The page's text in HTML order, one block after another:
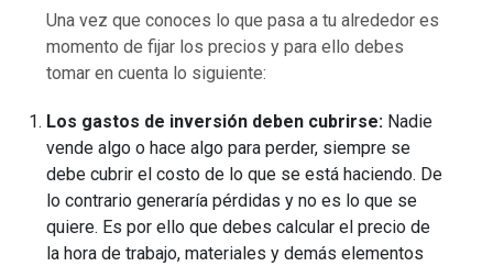
Una vez que conoces lo que pasa a tu alrededor es
momento de fijar los precios y para ello debes
tomar en cuenta lo siguiente:
Los gastos de inversión deben cubrirse: Nadie
vende algo o hace algo para perder, siempre se
debe cubrir el costo de lo que se está haciendo. De
lo contrario generaría pérdidas y no es lo que se
quiere. Es por ello que debes calcular el precio de
la hora de trabajo, materiales y demás elementos